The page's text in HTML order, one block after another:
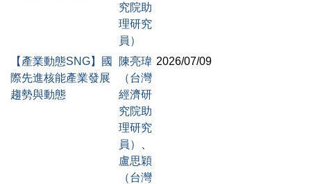
究院助
理研究
員）
【產業動態SNG】國
際先進核能產業發展
趨勢與動態
陳亮瑋
（台灣
經濟研
究院助
理研究
員）
盧思穎
（台灣
2026/07/09